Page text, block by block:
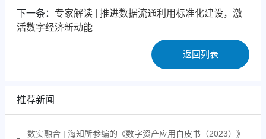
下一条： 专家解读 | 推进数据流通利用标准化建设，激
活数字经济新动能
返回列表
推荐新闻
数实融合 | 海知所参编的《数字资产应用白皮书（2023）》